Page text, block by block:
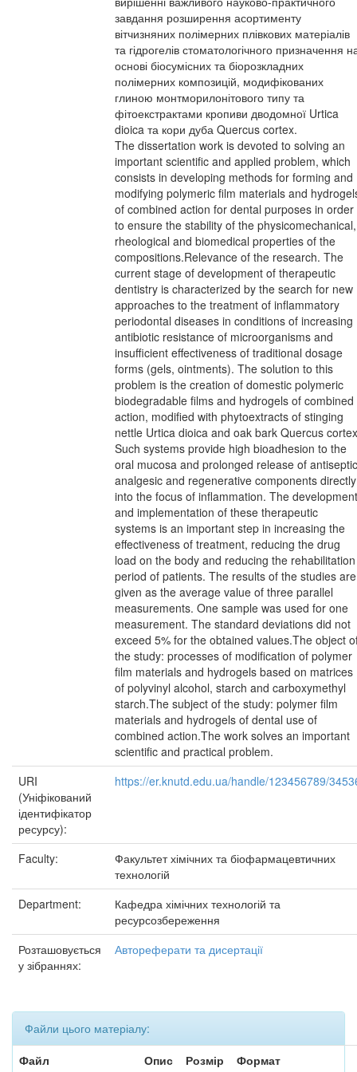
завдання розширення асортименту
вітчизняних полімерних плівкових матеріалів
та гідрогелів стоматологічного призначення
основі біосумісних та біорозкладних
полімерних композицій, модифікованих
глиною монтморилонітового типу та
фітоекстрактами кропиви дводомної Urtica
dioica та кори дуба Quercus cortex.
The dissertation work is devoted to solving an
important scientific and applied problem, which
consists in developing methods for forming and
modifying polymeric film materials and
of combined action for dental purposes in order
to ensure the stability of the physicomechanical,
rheological and biomedical properties of the
compositions.Relevance of the research. The
current stage of development of therapeutic
dentistry is characterized by the search for new
approaches to the treatment of inflammatory
periodontal diseases in conditions of increasing
antibiotic resistance of microorganisms and
insufficient effectiveness of traditional dosage
forms (gels, ointments). The solution to this
problem is the creation of domestic polymeric
biodegradable films and hydrogels of combined
action, modified with phytoextracts of stinging
nettle Urtica dioica and oak bark Quercus
Such systems provide high bioadhesion to the
oral mucosa and prolonged release of
analgesic and regenerative components directly
into the focus of inflammation. The development
and implementation of these therapeutic
systems is an important step in increasing the
effectiveness of treatment, reducing the drug
load on the body and reducing the rehabilitation
period of patients. The results of the studies are
given as the average value of three parallel
measurements. One sample was used for one
measurement. The standard deviations did not
exceed 5% for the obtained values.The object
the study: processes of modification of polymer
film materials and hydrogels based on matrices
of polyvinyl alcohol, starch and carboxymethyl
starch.The subject of the study: polymer film
materials and hydrogels of dental use of
combined action.The work solves an important
scientific and practical problem.
URI
(Уніфікований
ідентифікатор
ресурсу):
https://er.knutd.edu.ua/handle/123456789/
Faculty:
Факультет хімічних та біофармацевтичних
технологій
Department:
Кафедра хімічних технологій та
ресурсозбереження
Розташовується
у зібраннях:
Автореферати та дисертації
Файли цього матеріалу:
Файл
Опис Розмір
Формат